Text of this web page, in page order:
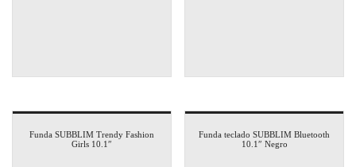
Funda SUBBLIM Trendy Fashion
Girls 10.1″
Funda teclado SUBBLIM Bluetooth
10.1″ Negro